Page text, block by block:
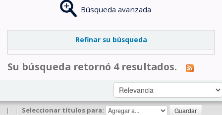
Búsqueda avanzada
Refinar su búsqueda
Su búsqueda retornó 4 resultados.
| | Seleccionar títulos para: